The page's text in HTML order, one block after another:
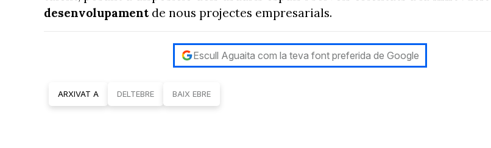
desenvolupament de nous projectes empresarials.
Escull Aguaita com la teva font preferida de Google
ARXIVAT A DELTEBRE BAIX EBRE